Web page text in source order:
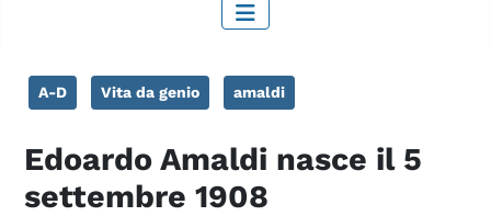
A-D Vita da genio amaldi
Edoardo Amaldi nasce il 5
settembre 1908